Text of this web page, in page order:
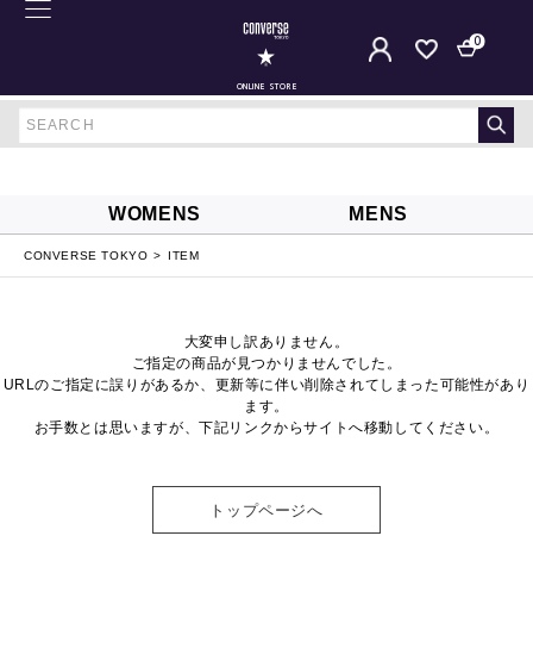
ONLINE STORE
0
WOMENS MENS
CONVERSE TOKYO ITEM
大変申し訳ありません。
ご指定の商品が見つかりませんでした。
URLのご指定に誤りがあるか、更新等に伴い削除されてしまった可能性があり
ます。
お手数とは思いますが、下記リンクからサイトへ移動してください。
トップページへ